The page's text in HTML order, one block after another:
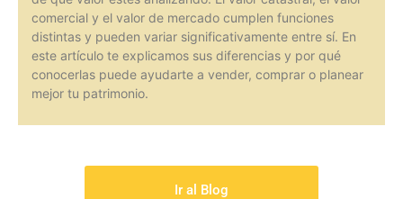
comercial y el valor de mercado cumplen funciones
distintas y pueden variar significativamente entre sí. En
este artículo te explicamos sus diferencias y por qué
conocerlas puede ayudarte a vender, comprar o planear
mejor tu patrimonio.
Ir al Blog